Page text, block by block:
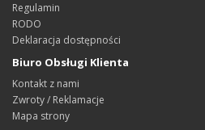
Regulamin
RODO
Deklaracja dostępności
Biuro Obsługi Klienta
Kontakt z nami
Zwroty / Reklamacje
Mapa strony